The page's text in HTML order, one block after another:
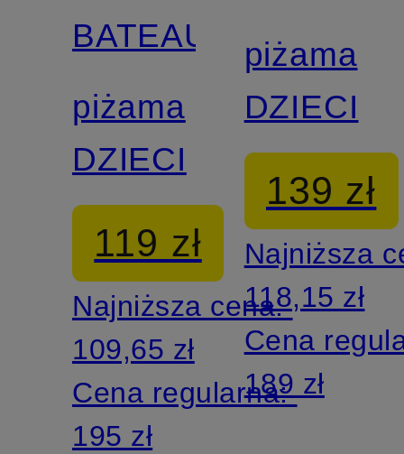
BATEAU
piżama
DZIECI
119 zł
Najniższa cena:
109,65 zł
Cena regularna:
195 zł
piżama
DZIECI
139 zł
Najniższa
118,15 zł
Cena
189 zł